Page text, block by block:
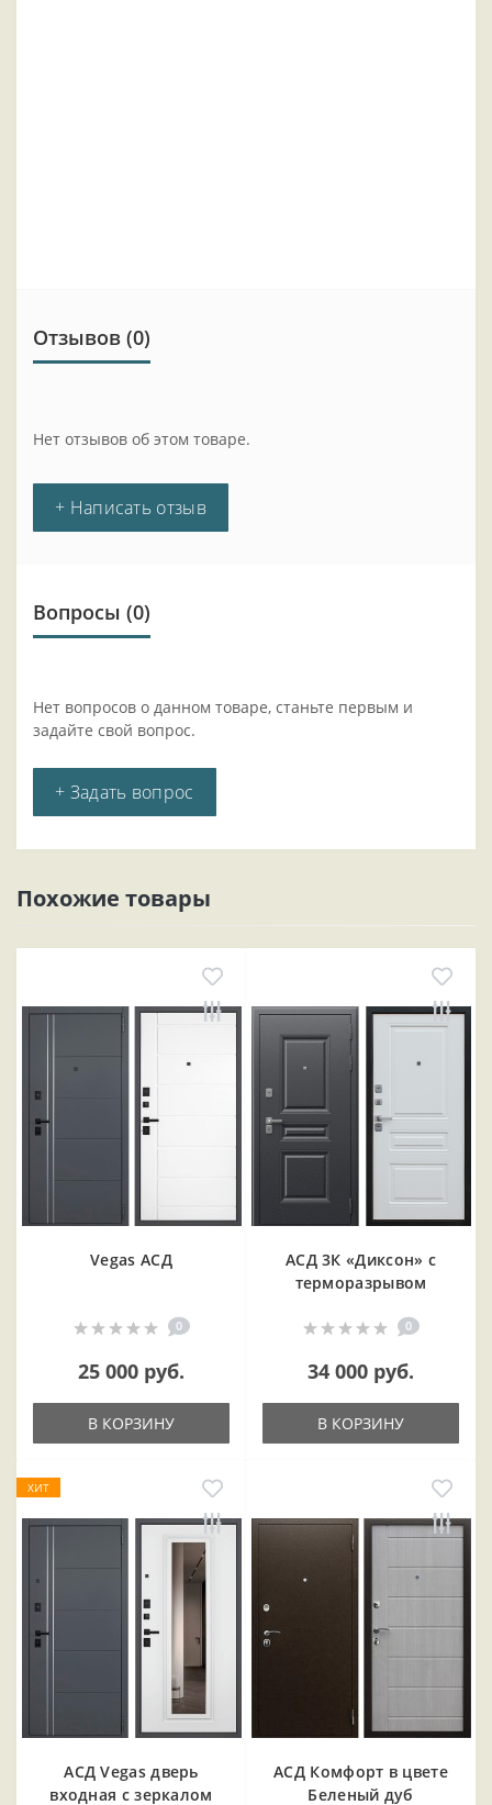
Отзывов (0)
Нет отзывов об этом товаре.
+ Написать отзыв
Вопросы (0)
Нет вопросов о данном товаре, станьте первым и
задайте свой вопрос.
+ Задать вопрос
Похожие товары
Vegas АСД
0
25 000 руб.
В КОРЗИНУ
АСД 3К «Диксон» с
терморазрывом
0
34 000 руб.
В КОРЗИНУ
ХИТ
АСД Vegas дверь
входная с зеркалом
АСД Комфорт в цвете
Беленый дуб